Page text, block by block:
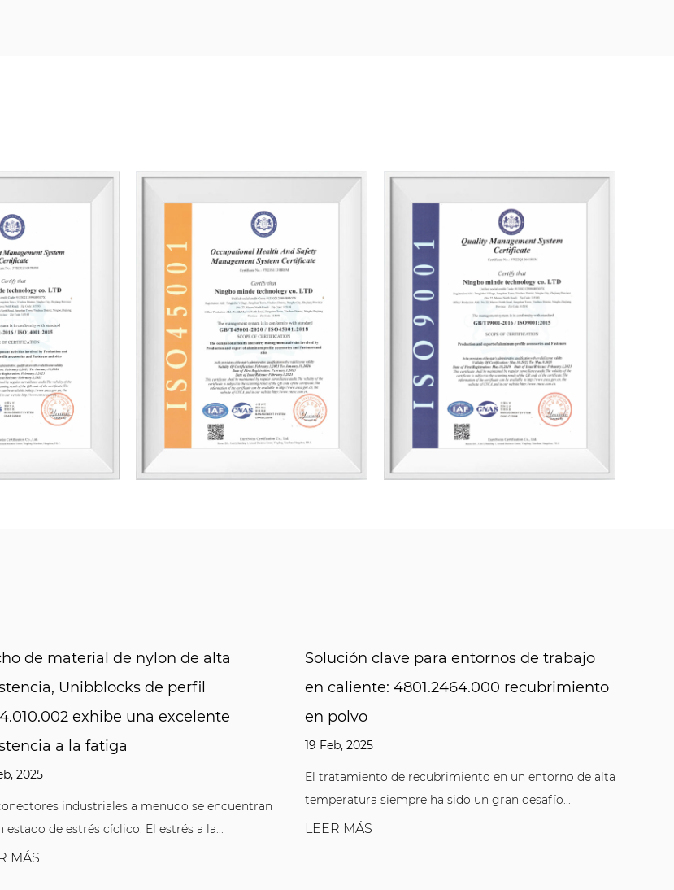
Solución clave para entornos de trabajo
en caliente: 4801.2464.000 recubrimiento
en polvo
19 Feb, 2025
El tratamiento de recubrimiento en un entorno de alta
temperatura siempre ha sido un gran desafío...
LEER MÁS
Conjunto flexible y reconfiguración
las ventajas de 3402.010.001 Tuercas de
resorte de perfil T-slotted
10 Feb, 2025
En el ajuste tradicional de equipos industriales,
muchos componentes requieren herramientas
compl...